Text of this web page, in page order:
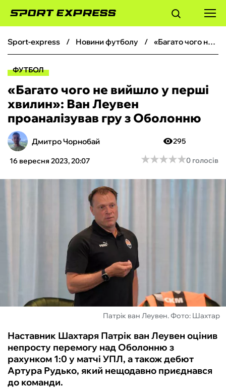
ФУТБОЛ
БОКС
ХОКЕЙ
ТЕНІС
БУКМЕКЕРИ
sport-express новини футболу «Багато чого не вийшло у перші хвилин»: Ван Леувен проаналізував гру з Оболонню
ФУТБОЛ
«Багато чого не вийшло у перші
хвилин»: Ван Леувен
проаналізував гру з Оболонню
Дмитро Чорнобай
16 вересня 2023, 20:07
295
★★★★★
★★★★★0 голосів
Патрік ван Леувен. Фото: Шахтар
Наставник Шахтаря Патрік ван Леувен оцінив
непросту перемогу над Оболонню з
рахунком 1:0 у матчі УПЛ, а також дебют
Артура Рудько, який нещодавно приєднався
до команди.